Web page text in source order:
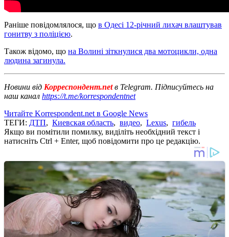
Раніше повідомлялося, що в Одесі 12-річний лихач влаштував
гонитву з поліцією.
Також відомо, що на Волині зіткнулися два мотоцикли, одна
людина загинула.
Новини від Корреспондент.netв Telegram. Підписуйтесь на
наш канал https://t.me/korrespondentnet
Читайте Korrespondent.net в Google News
ТЕГИ: ДТП, Киевская область, видео, Lexus, гибель
Якщо ви помітили помилку, виділіть необхідний текст і
натисніть Ctrl + Enter, щоб повідомити про це редакцію.